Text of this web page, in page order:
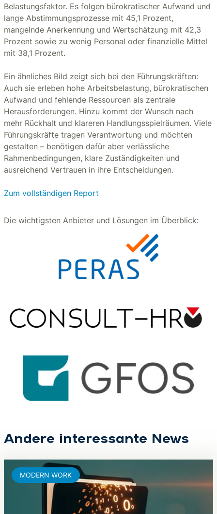
Belastungsfaktor. Es folgen bürokratischer Aufwand und
lange Abstimmungsprozesse mit 45,1 Prozent,
mangelnde Anerkennung und Wertschätzung mit 42,3
Prozent sowie zu wenig Personal oder finanzielle Mittel
mit 38,1 Prozent.
Ein ähnliches Bild zeigt sich bei den Führungskräften:
Auch sie erleben hohe Arbeitsbelastung, bürokratischen
Aufwand und fehlende Ressourcen als zentrale
Herausforderungen. Hinzu kommt der Wunsch nach
mehr Rückhalt und klareren Handlungsspielräumen. Viele
Führungskräfte tragen Verantwortung und möchten
gestalten – benötigen dafür aber verlässliche
Rahmenbedingungen, klare Zuständigkeiten und
ausreichend Vertrauen in ihre Entscheidungen.
Zum vollständigen Report
Die wichtigsten Anbieter und Lösungen im Überblick:
Andere interessante News
MODERN WORK